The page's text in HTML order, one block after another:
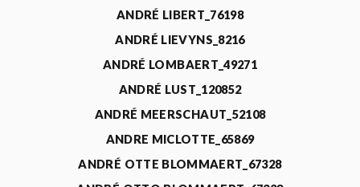
ANDRÉ LIBERT_76198
ANDRÉ LIEVYNS_8216
ANDRÉ LOMBAERT_49271
ANDRÉ LUST_120852
ANDRÉ MEERSCHAUT_52108
ANDRE MICLOTTE_65869
ANDRÉ OTTE BLOMMAERT_67328